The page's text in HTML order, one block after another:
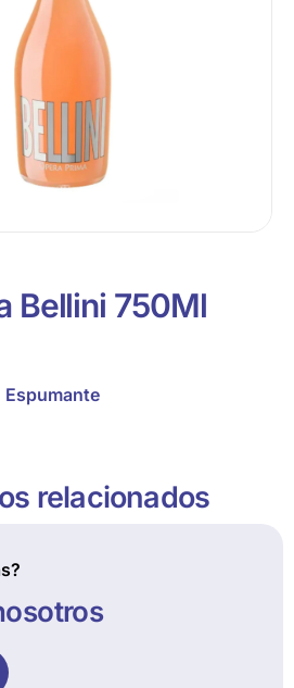
Bellini 750Ml
Espumante
relacionados